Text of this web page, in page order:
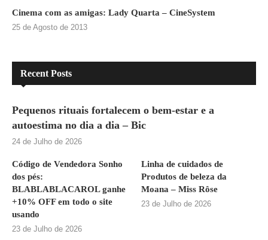
Cinema com as amigas: Lady Quarta – CineSystem
25 de Agosto de 2013
Recent Posts
Pequenos rituais fortalecem o bem-estar e a
autoestima no dia a dia – Bic
24 de Julho de 2026
Código de Vendedora Sonho
dos pés:
BLABLABLACAROL ganhe
+10% OFF em todo o site
usando
23 de Julho de 2026
Linha de cuidados de
Produtos de beleza da
Moana – Miss Rôse
23 de Julho de 2026